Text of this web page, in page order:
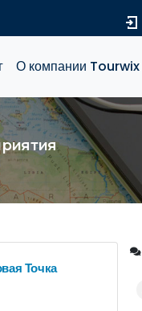
О компании Tourwix
Точка